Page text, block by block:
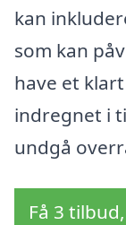
kan
som kan
have et
indregnet i
undgå
Få 3